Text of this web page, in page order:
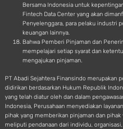
Bersama Indonesia untuk
Fintech Data Center yang akan
Penyelenggara, para pelaku industri
keuangan lainnya.
Bahwa Pemberi Pinjaman dan
mempelajari setiap syarat dan
mengajukan pinjaman.
PT Abadi Sejahtera Finansindo merupakan
didirikan berdasarkan Hukum Republik
yang telah diatur oleh dan dalam
Indonesia, Perusahaan menyediakan
pihak yang memberikan pinjaman dan
meliputi pendanaan dari individu,